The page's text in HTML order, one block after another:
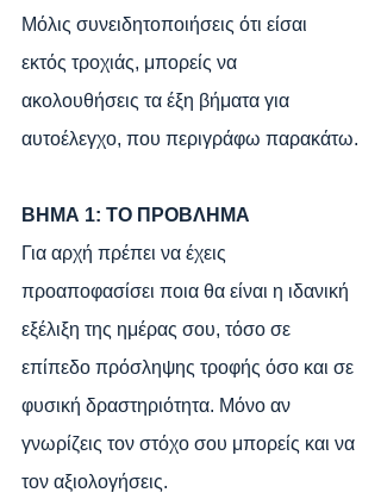
Μόλις συνειδητοποιήσεις ότι είσαι
εκτός τροχιάς, μπορείς να
ακολουθήσεις τα έξη βήματα για
αυτοέλεγχο, που περιγράφω παρακάτω.
ΒΗΜΑ 1: ΤΟ ΠΡΟΒΛΗΜΑ
Για αρχή πρέπει να έχεις
προαποφασίσει ποια θα είναι η ιδανική
εξέλιξη της ημέρας σου, τόσο σε
επίπεδο πρόσληψης τροφής όσο και σε
φυσική δραστηριότητα. Μόνο αν
γνωρίζεις τον στόχο σου μπορείς και να
τον αξιολογήσεις.